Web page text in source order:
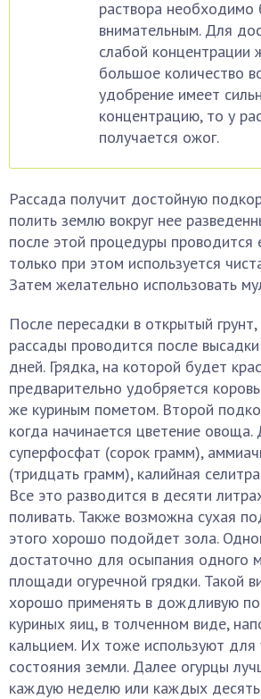
раствора необходимо
внимательным. Для
слабой концентрации
большое количество
удобрение имеет
концентрацию, то у
получается ожог.
Рассада получит достойную
полить землю вокруг нее
после этой процедуры
только при этом используется
Затем желательно использовать
После пересадки в открытый
рассады проводится после
дней. Грядка, на которой будет
предварительно удобряется
же куриным пометом. Второй
когда начинается цветение овоща.
суперфосфат (сорок грамм),
(тридцать грамм), калийная
Все это разводится в десяти
поливать. Также возможна сухая
этого хорошо подойдет зола.
достаточно для осыпания одного
площади огуречной грядки. Такой
хорошо применять в дождливую
куриных яиц, в толченном виде,
кальцием. Их тоже используют для
состояния земли. Далее огурцы
каждую неделю или каждых